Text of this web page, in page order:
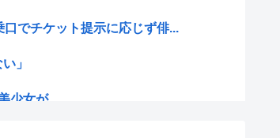
でチケット提示に応じず俳...
」
少女が…